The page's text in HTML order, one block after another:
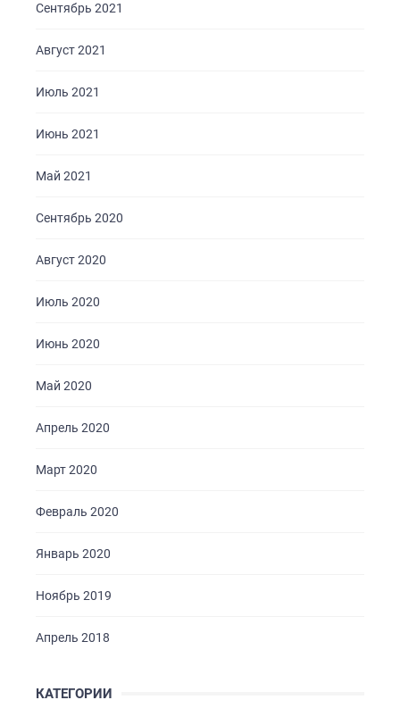
Сентябрь 2021
Август 2021
Июль 2021
Июнь 2021
Май 2021
Сентябрь 2020
Август 2020
Июль 2020
Июнь 2020
Май 2020
Апрель 2020
Март 2020
Февраль 2020
Январь 2020
Ноябрь 2019
Апрель 2018
КАТЕГОРИИ